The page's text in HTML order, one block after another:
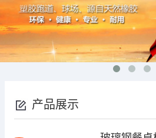
产品展示